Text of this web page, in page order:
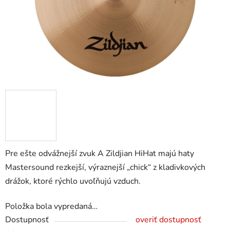
Pre ešte odvážnejší zvuk A Zildjian HiHat majú haty
Mastersound rezkejší, výraznejší „chick“ z kladivkových
drážok, ktoré rýchlo uvoľňujú vzduch.
Položka bola vypredaná…
Dostupnosť
overiť dostupnosť